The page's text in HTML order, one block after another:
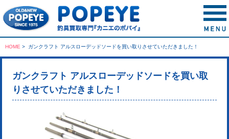
HOME > ガンクラフト アルスローデッドソードを買い取りさせていただきました！
ガンクラフト アルスローデッドソードを買い取
りさせていただきました！